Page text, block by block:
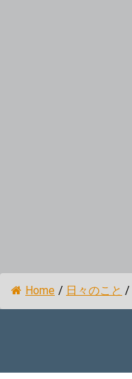
Home / 日々のこと /